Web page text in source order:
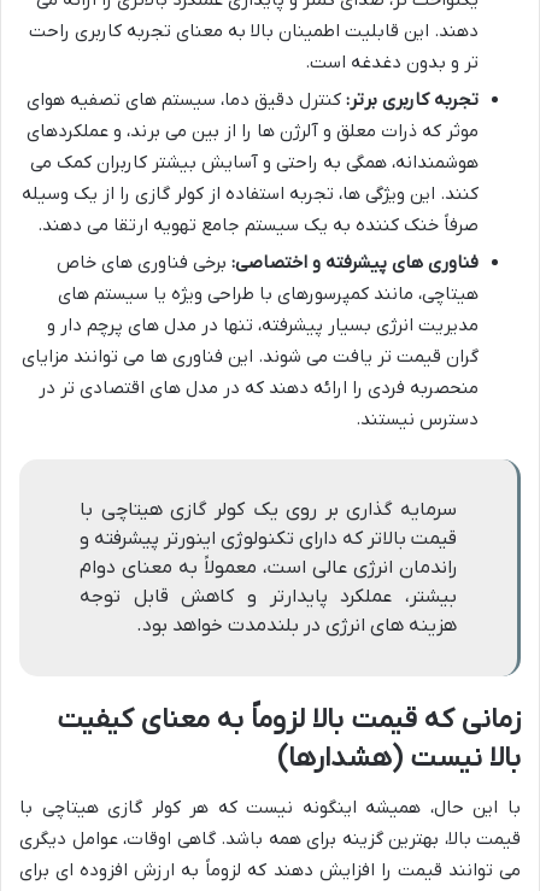
دهند. این قابلیت اطمینان بالا به معنای تجربه کاربری راحت
تر و بدون دغدغه است.
تجربه کاربری برتر: کنترل دقیق دما، سیستم های تصفیه هوای
موثر که ذرات معلق و آلرژن ها را از بین می برند، و عملکردهای
هوشمندانه، همگی به راحتی و آسایش بیشتر کاربران کمک می
کنند. این ویژگی ها، تجربه استفاده از کولر گازی را از یک وسیله
صرفاً خنک کننده به یک سیستم جامع تهویه ارتقا می دهند.
فناوری های پیشرفته و اختصاصی: برخی فناوری های خاص
هیتاچی، مانند کمپرسورهای با طراحی ویژه یا سیستم های
مدیریت انرژی بسیار پیشرفته، تنها در مدل های پرچم دار و
گران قیمت تر یافت می شوند. این فناوری ها می توانند مزایای
منحصربه فردی را ارائه دهند که در مدل های اقتصادی تر در
دسترس نیستند.
سرمایه گذاری بر روی یک کولر گازی هیتاچی با
قیمت بالاتر که دارای تکنولوژی اینورتر پیشرفته و
راندمان انرژی عالی است، معمولاً به معنای دوام
بیشتر، عملکرد پایدارتر و کاهش قابل توجه
هزینه های انرژی در بلندمدت خواهد بود.
زمانی که قیمت بالا لزوماً به معنای کیفیت
بالا نیست (هشدارها)
با این حال، همیشه اینگونه نیست که هر کولر گازی هیتاچی با
قیمت بالا، بهترین گزینه برای همه باشد. گاهی اوقات، عوامل دیگری
می توانند قیمت را افزایش دهند که لزوماً به ارزش افزوده ای برای